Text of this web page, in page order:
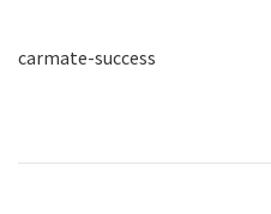
carmate-success